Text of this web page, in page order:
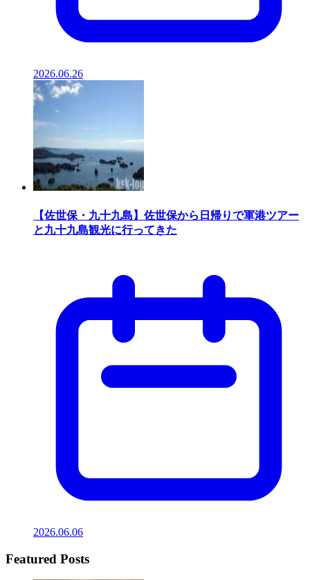
2026.06.26
【佐世保・九十九島】佐世保から日帰りで軍港ツアー
と九十九島観光に行ってきた
2026.06.06
Featured Posts